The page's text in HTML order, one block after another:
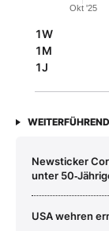
Okt '25
1W
1M
1J
Newsticker
unter
USA wehren